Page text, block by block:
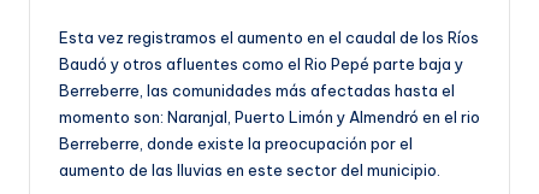
Esta vez registramos el aumento en el caudal de los Ríos
Baudó y otros afluentes como el Rio Pepé parte baja y
Berreberre, las comunidades más afectadas hasta el
momento son: Naranjal, Puerto Limón y Almendró en el rio
Berreberre, donde existe la preocupación por el
aumento de las lluvias en este sector del municipio.